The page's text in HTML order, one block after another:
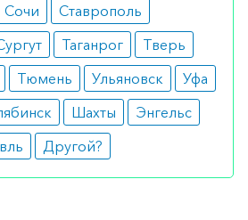
Сочи
Ставрополь
Таганрог
Тверь
Тюмень Ульяновск
Уфа
Шахты
Энгельс
Другой?